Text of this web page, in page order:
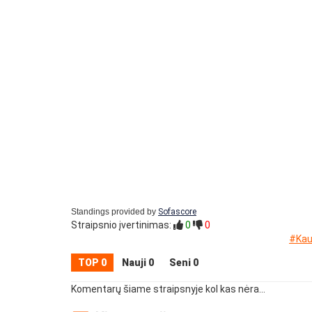
Standings provided by Sofascore
Straipsnio įvertinimas: 0
0
TOP 0 Nauji 0 Seni 0
Komentarų šiame straipsnyje kol kas nėra...